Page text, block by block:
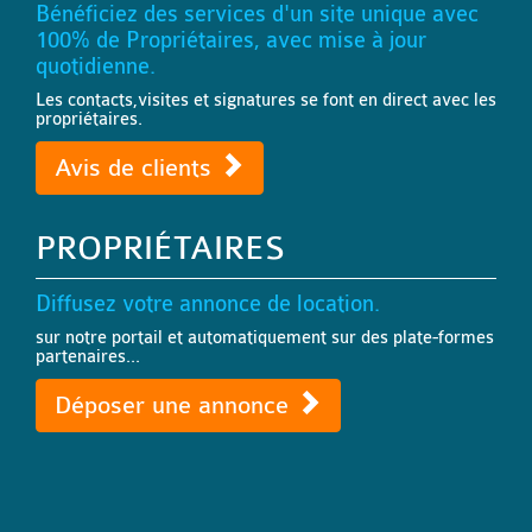
Bénéficiez des services d'un site unique avec
100% de Propriétaires, avec mise à jour
quotidienne.
Les contacts,visites et signatures se font en direct avec les
propriétaires.
Avis de clients
PROPRIÉTAIRES
Diffusez votre annonce de location.
sur notre portail et automatiquement sur des plate-formes
partenaires...
Déposer une annonce